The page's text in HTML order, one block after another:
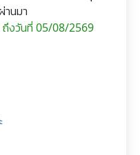
านมา
งวันที่ 05/08/2569